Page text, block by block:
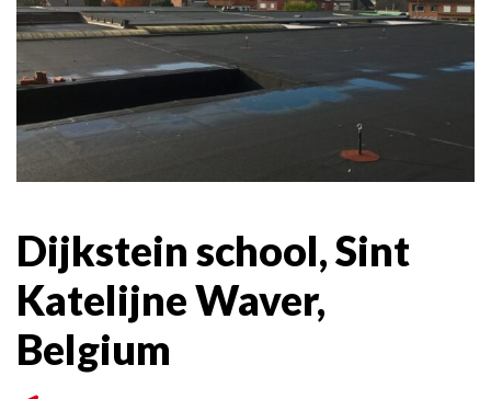
Dijkstein school, Sint
Katelijne Waver,
Belgium